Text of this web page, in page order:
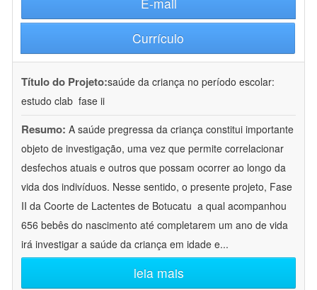
Currículo
Título do Projeto:saúde da criança no período escolar:
estudo clab  fase ii
Resumo: A saúde pregressa da criança constitui importante
objeto de investigação, uma vez que permite correlacionar
desfechos atuais e outros que possam ocorrer ao longo da
vida dos indivíduos. Nesse sentido, o presente projeto, Fase
II da Coorte de Lactentes de Botucatu  a qual acompanhou
656 bebês do nascimento até completarem um ano de vida 
irá investigar a saúde da criança em idade e...
leia mais